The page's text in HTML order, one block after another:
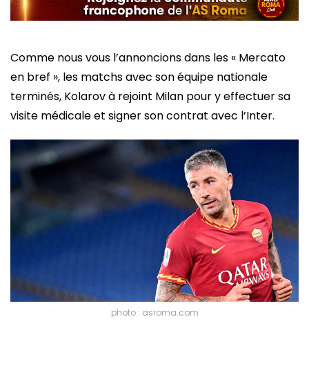
Comme nous vous l’annoncions dans les « Mercato
en bref », les matchs avec son équipe nationale
terminés, Kolarov à rejoint Milan pour y effectuer sa
visite médicale et signer son contrat avec l’Inter.
photo : asroma.com